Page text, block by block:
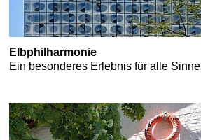
Elbphilharmonie
Ein besonderes Erlebnis für alle Sinne